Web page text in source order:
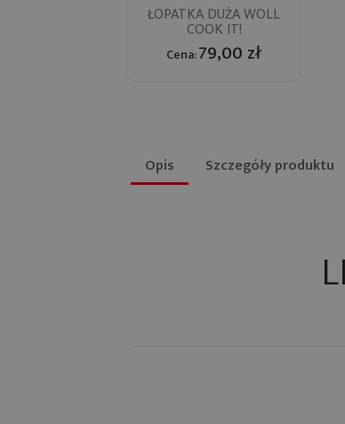
Szybki podgląd
ŁOPATKA DUŻA WOLL
COOK IT!
Cena:79,00 zł
Opis Szczegóły produktu